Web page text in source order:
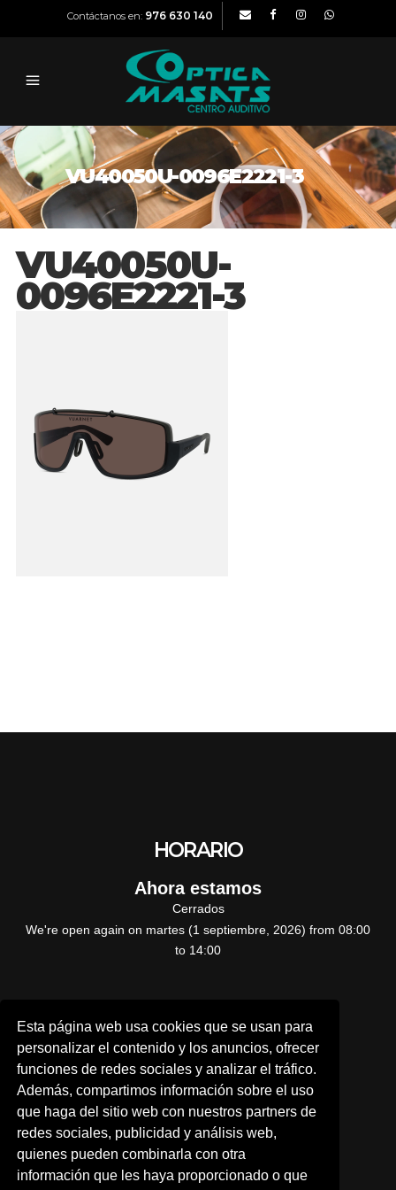
Esta página web usa cookies que se usan para
personalizar el contenido y los anuncios, ofrecer
funciones de redes sociales y analizar el tráfico.
Además, compartimos información sobre el uso
que haga del sitio web con nuestros partners de
redes sociales, publicidad y análisis web,
quienes pueden combinarla con otra
información que les haya proporcionado o que
Contáctanos en: 976 630 140
VU40050U-0096E2221-3
VU40050U-
0096E2221-3
HORARIO
Ahora estamos
Cerrados
We're open again on martes (1 septiembre, 2026) from 08:00
to 14:00
A TRAVÉS DE NUESTRA WEB
Por teléfono:
976 630 140